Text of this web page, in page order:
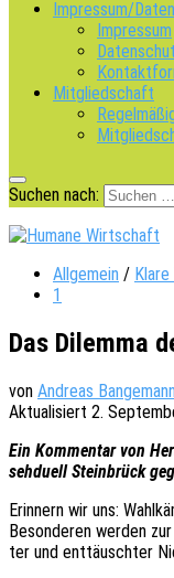
Impressum/
Impressum
Mitgliedschaft
Suchen nach:
Allgemein /
1
Das Dilemma
von Andreas Bangemann
Aktualisiert 2.
Ein Kommen­tar von
seh­du­ell Stein­brück
Erin­nern wir uns:
Beson­de­ren werden
ter und enttäusch­ter